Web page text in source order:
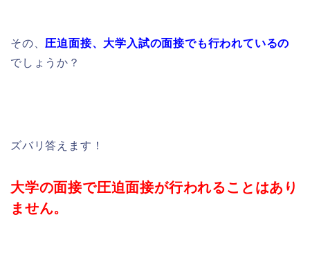
その、 圧迫面接、大学入試の面接でも行われているの
でしょうか？
ズバリ答えます！
大学の面接で圧迫面接が行われることはあり
ません。